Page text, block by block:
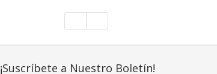
¡Suscríbete a Nuestro Boletín!